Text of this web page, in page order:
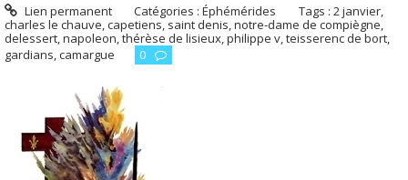
Lien permanent Catégories :Éphémérides Tags :2 janvier,
charles le chauve,capetiens, saint denis,notre-dame de compiègne,
delessert,napoleon,thérèse de lisieux,philippe v,teisserenc de bort,
gardians,camargue 0